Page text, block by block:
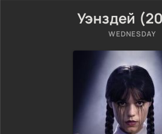
Уэнздей
WEDNESDAY